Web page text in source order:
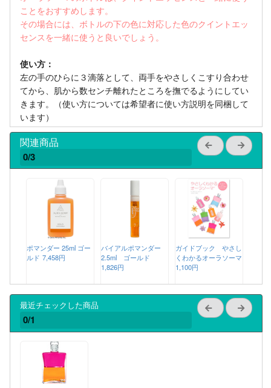
ことをおすすめします。
その場合には、ボトルの下の色に対応した色のクイントエッ
センスを一緒に使うと良いでしょう。
使い方：
左の手のひらに３滴落として、両手をやさしくこすり合わせ
てから、肌から数センチ離れたところを撫でるようにしてい
きます。（使い方については希望者に使い方説明を同梱して
います）
関連商品
0/3
ポマンダー 25ml ゴー
ルド 7,458円
バイアルポマンダー
2.5ml ゴールド
1,826円
ガイドブック やさし
くわかるオーラソーマ
1,100円
最近チェックした商品
0/1